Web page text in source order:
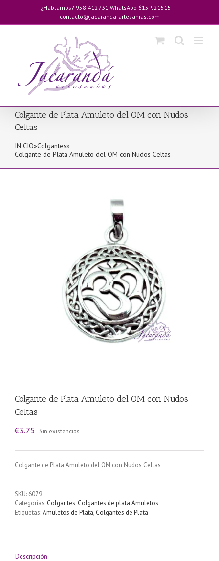
contenido
¿Hablamos? 958-412731 WhatsApp 615-921515 |
contacto@jacaranda-artesanias.com
Colgante de Plata Amuleto del OM con Nudos
Celtas
INICIO»Colgantes»
Colgante de Plata Amuleto del OM con Nudos Celtas
Colgante de Plata Amuleto del OM con Nudos
Celtas
€3.75 Sin existencias
Colgante de Plata Amuleto del OM con Nudos Celtas
SKU: 6079
Categorías: Colgantes, Colgantes de plata Amuletos
Etiquetas:Amuletos de Plata, Colgantes de Plata
Descripción